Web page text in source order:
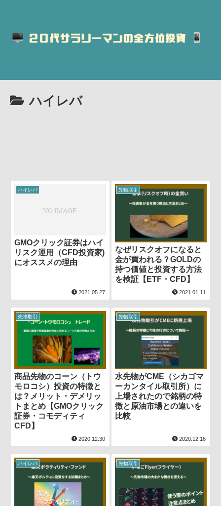
ハイレバ
ハイレバ
GMOクリック証券はハイ
リスク運用（CFD投資家)
にオススメの理由
2021.05.27
先物取引
なぜリスクオフになると
金が買われる？GOLDの
持つ価値と投資する方法
を検証【ETF・CFD】
2021.01.11
先物取引
商品先物のコーン（トウ
モロコシ）投資の特徴と
は？メリット・デメリッ
トまとめ【GMOクリック
証券・コモディティ
CFD】
2020.12.30
先物取引
水先物がCME（シカゴマ
ーカンタイル取引所）に
上場されたので銘柄の特
徴と原油市場との違いを
比較
2020.12.16
ハイレバ 先物取引